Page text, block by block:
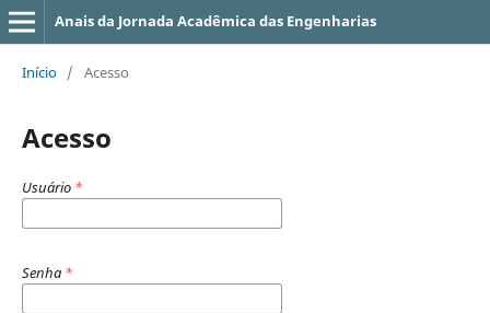
Anais da Jornada Acadêmica das Engenharias
Início / Acesso
Acesso
Usuário *
Senha *